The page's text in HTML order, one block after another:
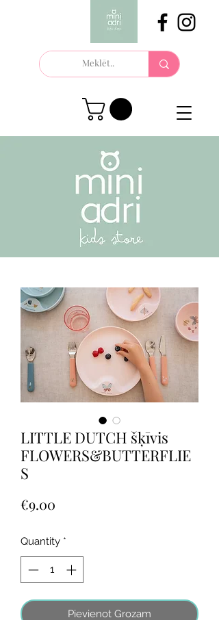
LITTLE DUTCH šķīvis
FLOWERS&BUTTERFLIE
S
€9.00
Quantity *
Pievienot Grozam